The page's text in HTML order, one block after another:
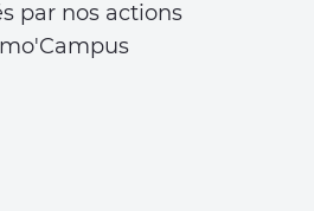
par nos actions